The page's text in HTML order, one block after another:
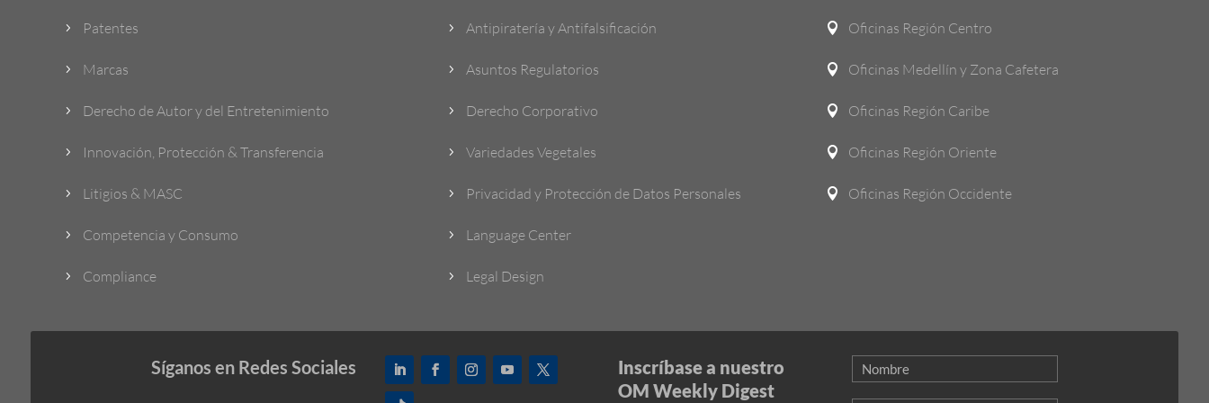
5 Patentes
5 Marcas
5 Derecho de Autor y del Entretenimiento
5 Innovación, Protección & Transferencia
5 Litigios & MASC
5 Competencia y Consumo
5 Compliance
5 Antipiratería y Antifalsificación
5 Asuntos Regulatorios
5 Derecho Corporativo
5 Variedades Vegetales
5 Privacidad y Protección de Datos Personales
5 Language Center
5 Legal Design
 Oficinas Región Centro
 Oficinas Medellín y Zona Cafetera
 Oficinas Región Caribe
 Oficinas Región Oriente
 Oficinas Región Occidente
Síganos en Redes Sociales
Inscríbase a nuestro
OM Weekly Digest